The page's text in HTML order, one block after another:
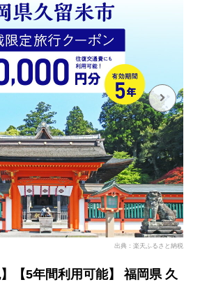
出典：楽天ふるさと納税
】【5年間利用可能】 福岡県 久